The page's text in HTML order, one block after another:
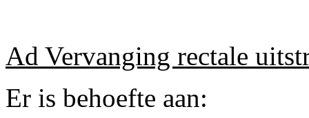
Ad Vervanging rectale
Er is behoefte aan: